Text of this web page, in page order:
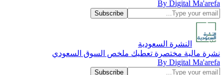
By Digital Ma'arefa
النشرة السعودية
نشرة مالية مختصرة تعطيك ملخص السوق السعودي
By Digital Ma'arefa